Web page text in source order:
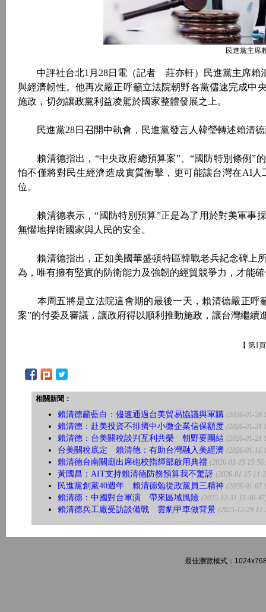
民進黨主席
中評社台北1月28日電（記者 莊亦軒）民進黨主席賴清
與經濟韌性。他再次嚴正呼籲立法院朝野各黨儘速完成中
施政，切勿讓政黨利益凌駕於國家整體發展之上。
民進黨28日召開中執會，民進黨發言人韓瑩轉述賴清德
賴清德指出，“中央政府總預算案”、“國防特別條例”
怕不僅將對民生經濟造成實質衝擊，更可能讓台灣在AI
位。
賴清德表示，“國防特別預算”正是為了用於對美軍事
無懼地捍衛國家與人民的安全。
賴清德指出，正如美國華盛頓特區韓戰老兵紀念碑上所
為，唯有擁有堅實的防衛能力及強韌的經貿競爭力，才能
本周五將是立法院這會期的最後一天，賴清德嚴正呼
案”的付委及審議，讓政府得以順利推動施政，讓台灣繼
【 第1
相關新聞：
賴清德籲藍白：儘速通過台美貿易協議與軍購 (2026-01-28
賴清德：赴美投資不排擠中小微企業信保額度 (2026-01-21
賴清德：台美關稅談判互利共榮 朝野要團結 (2026-01-21
台美關稅底定 賴清德：有助台灣融入美經濟 (2026-01-16
賴清德台南關廟出席砲校指輝部啟用典禮 (2026-01-15
黃國昌：AIT支持賴清德防務預算我不驚訝 (2026-01-15
民進黨創黨40週年 賴清德勉從政黨員三精神 (2026-01-07
賴清德：中國對台軍演 帶來區域風險 (2025-12-31
賴清德兵工廠受訪談備戰 雲豹甲車做背景 (2025-12-29
最佳瀏覽模式：